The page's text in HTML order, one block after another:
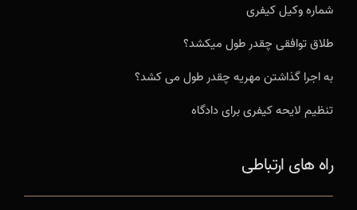
شماره وکیل کیفری
طلاق توافقی چقدر طول میکشد؟
به اجرا گذاشتن مهریه چقدر طول می کشد؟
تنظیم لایحه کیفری برای دادگاه
راه های ارتباطی